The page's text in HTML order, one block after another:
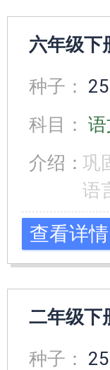
六年级下
种子：
科目： 语
介绍：巩
语
查看详情
二年级下
种子：